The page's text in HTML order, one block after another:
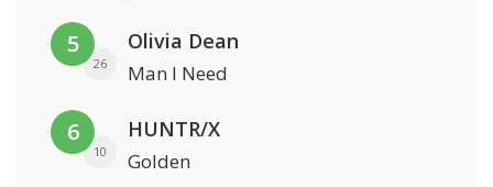
5
26
Olivia Dean
Man I Need
6
10
HUNTR/X
Golden